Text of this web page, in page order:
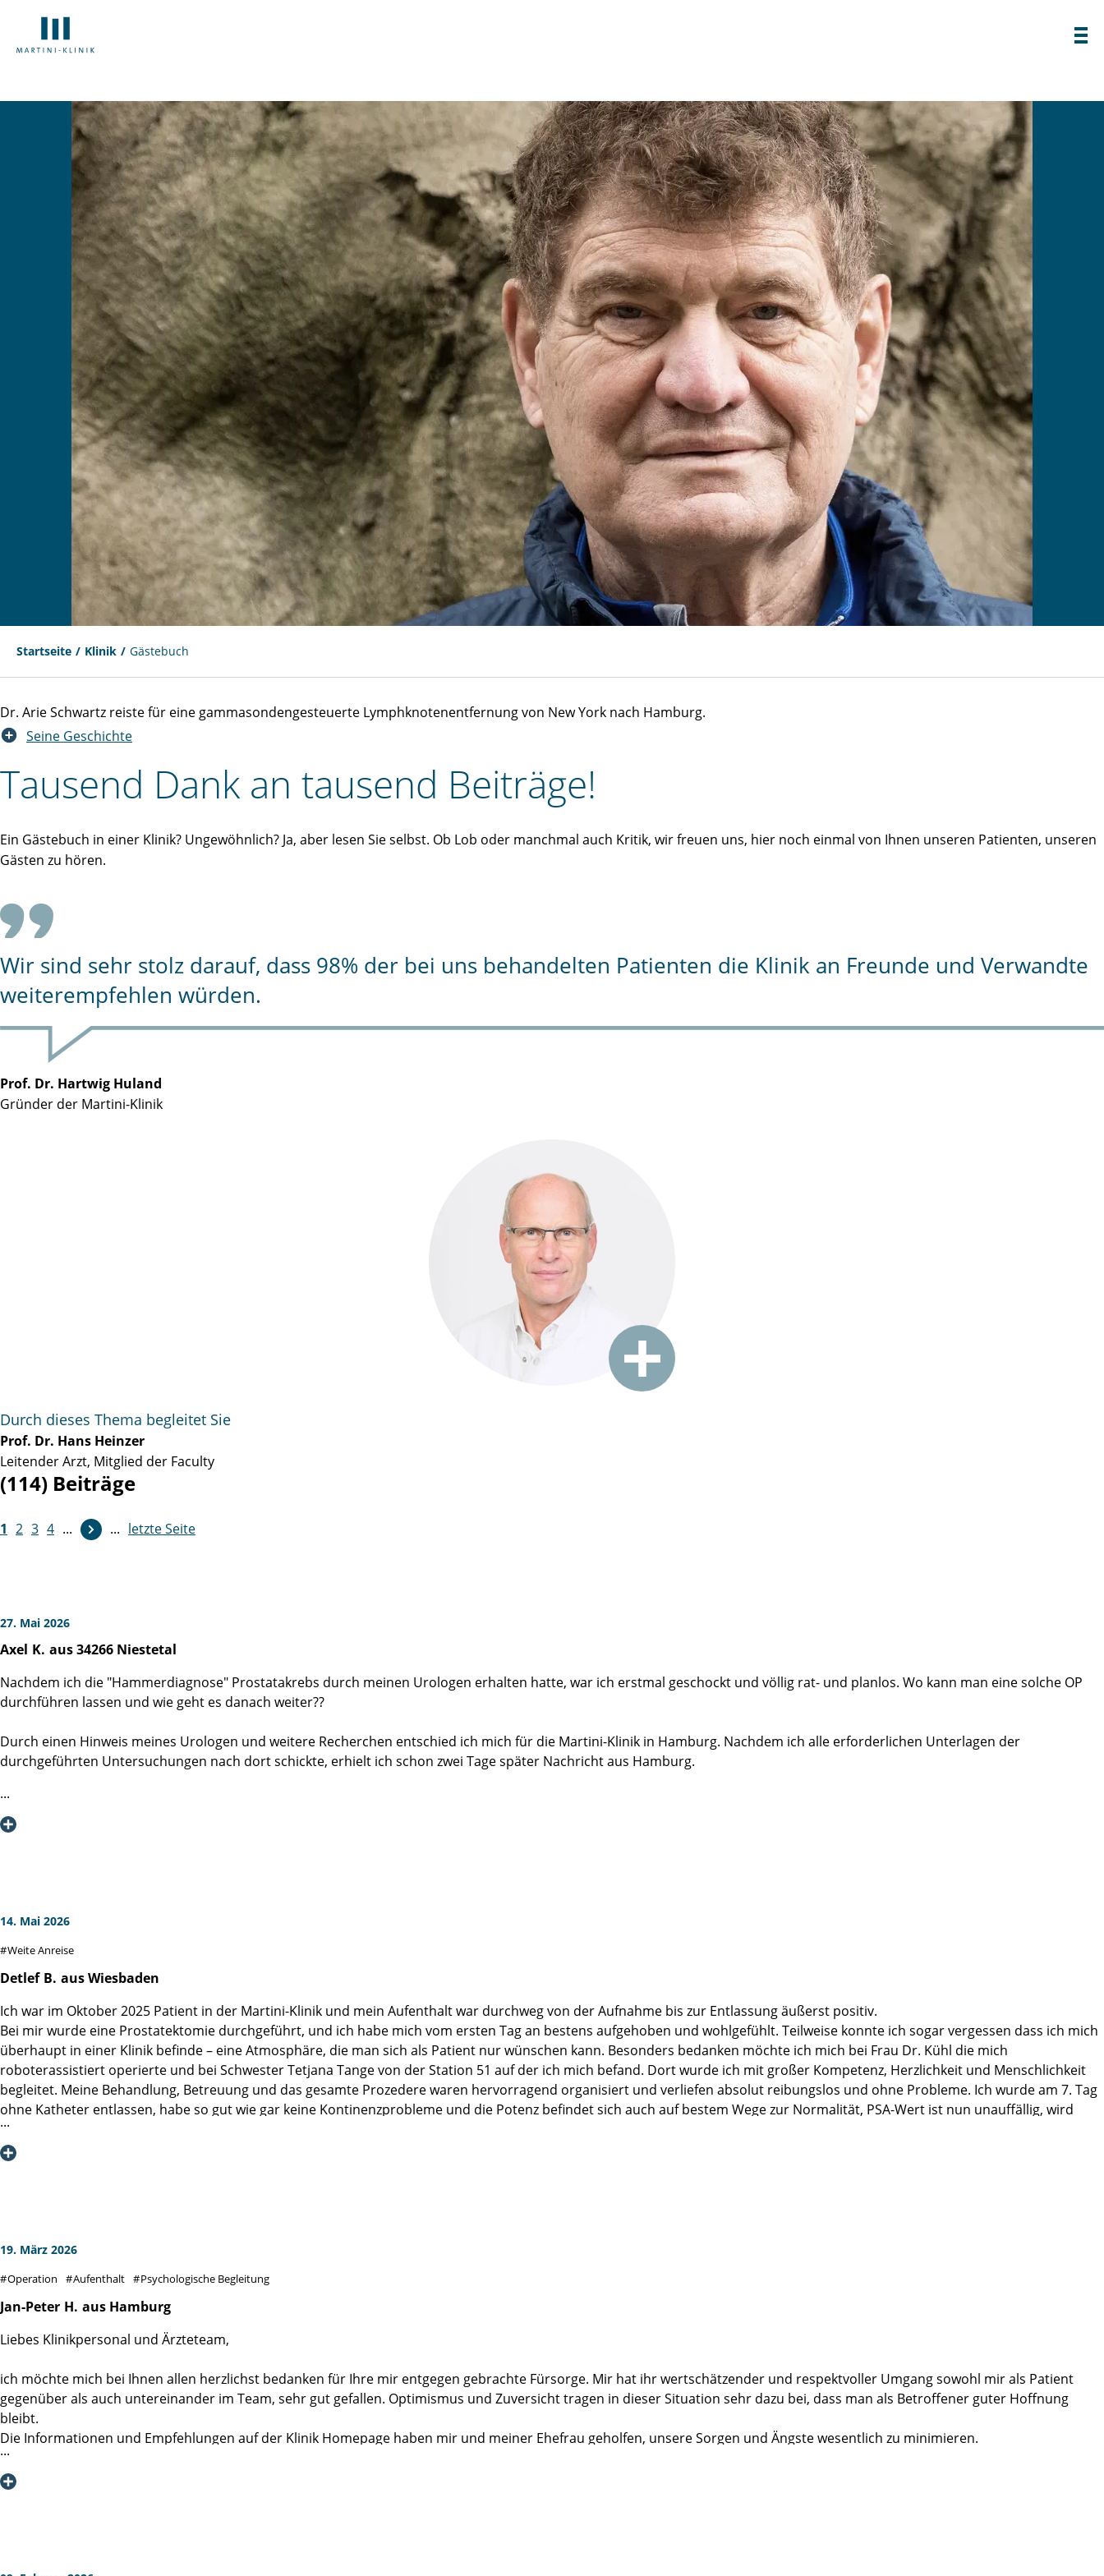
Startseite Klinik Gästebuch
Dr. Arie Schwartz reiste für eine gammasondengesteuerte Lymphknotenentfernung von New York nach Hamburg.
Seine Geschichte
Tausend Dank an tausend Beiträge!
Ein Gästebuch in einer Klinik? Ungewöhnlich? Ja, aber lesen Sie selbst. Ob Lob oder manchmal auch Kritik, wir freuen uns, hier noch einmal von Ihnen unseren Patienten, unseren
Gästen zu hören.
Wir sind sehr stolz darauf, dass 98% der bei uns behandelten Patienten die Klinik an Freunde und Verwandte
weiterempfehlen würden.
Prof. Dr. Hartwig Huland
Gründer der Martini-Klinik
Durch dieses Thema begleitet Sie
Prof. Dr. Hans Heinzer
Leitender Arzt, Mitglied der Faculty
(114) Beiträge
1 2 3 4 ... ... letzte Seite
27. Mai 2026
Axel K. aus 34266 Niestetal
Nachdem ich die "Hammerdiagnose" Prostatakrebs durch meinen Urologen erhalten hatte, war ich erstmal geschockt und völlig rat- und planlos. Wo kann man eine solche OP
durchführen lassen und wie geht es danach weiter??
Durch einen Hinweis meines Urologen und weitere Recherchen entschied ich mich für die Martini-Klinik in Hamburg. Nachdem ich alle erforderlichen Unterlagen der
durchgeführten Untersuchungen nach dort schickte, erhielt ich schon zwei Tage später Nachricht aus Hamburg.
Ich erhielt einen telefonischen Termin für ein Aufklärungsgespräch in der kommenden Woche 13 Uhr. Exakt 7 Minuten vor 13 Uhr wurde ich durch einen der Professoren
kontaktiert und über die OP aufgeklärt. Alle meine Fragen wurden auf den Punkt fachkundig, empathisch und verständlich erklärt.
Die nächsten Tage könnte ich viele der dortigen Mitarbeiter ( Krankenschwestern/ Ärzte/ Reinigungskräfte usw.) kennenlernen. Jeder war ausgesprochen freundlich und half auf
Man hatte eigentlich nie das Gefühl, in einem gewöhnlichen Krankenhaus, geprägt von Hektik und Lärm, zu sein.
Hier steht die Genesung des Patienten absolut im Vordergrund.
Ich habe natürlich auch mit den anderen Patienten der Stationen 3 bis 5 gesprochen. Jeder war der gleichen Meinung wie ich. In der Martini-Klinik sind die Chancen zum Erhalt der
Kontinenz und Potenz um ein Vielfaches höher als in einem normalen KKH, bedingt durch ein super spezialisiertes Ärzteteam inkl. der angebotenen roboterunterstützenden
schonenden Operationsmethode.
Ich kann diese Klinik bedenkenlos empfehlen.
14. Mai 2026
Weite Anreise
Detlef B. aus Wiesbaden
Ich war im Oktober 2025 Patient in der Martini-Klinik und mein Aufenthalt war durchweg von der Aufnahme bis zur Entlassung äußerst positiv.
Bei mir wurde eine Prostatektomie durchgeführt, und ich habe mich vom ersten Tag an bestens aufgehoben und wohlgefühlt. Teilweise konnte ich sogar vergessen dass ich mich
überhaupt in einer Klinik befinde – eine Atmosphäre, die man sich als Patient nur wünschen kann. Besonders bedanken möchte ich mich bei Frau Dr. Kühl die mich
roboterassistiert operierte und bei Schwester Tetjana Tange von der Station 51 auf der ich mich befand. Dort wurde ich mit großer Kompetenz, Herzlichkeit und Menschlichkeit
begleitet. Meine Behandlung, Betreuung und das gesamte Prozedere waren hervorragend organisiert und verliefen absolut reibungslos und ohne Probleme. Ich wurde am 7. Tag
ohne Katheter entlassen, habe so gut wie gar keine Kontinenzprobleme und die Potenz befindet sich auch auf bestem Wege zur Normalität, PSA-Wert ist nun unauffällig, wird
aber vierteljährlich kontrolliert.
Das gesamte Team der Martini-Klinik leistet außergewöhnliche Arbeit. Für die professionelle medizinische Versorgung und gleichzeitig menschliche und fürsorgliche Betreuung
19. März 2026
Operation Aufenthalt Psychologische Begleitung
Jan-Peter H. aus Hamburg
Liebes Klinikpersonal und Ärzteteam,
ich möchte mich bei Ihnen allen herzlichst bedanken für Ihre mir entgegen gebrachte Fürsorge. Mir hat ihr wertschätzender und respektvoller Umgang sowohl mir als Patient
gegenüber als auch untereinander im Team, sehr gut gefallen. Optimismus und Zuversicht tragen in dieser Situation sehr dazu bei, dass man als Betroffener guter Hoffnung
bleibt.
Die Informationen und Empfehlungen auf der Klinik Homepage haben mir und meiner Ehefrau geholfen, unsere Sorgen und Ängste wesentlich zu minimieren.
Auch die direkten Gespräche mit den Ärzten waren immer sachlich und positiv optimistisch.